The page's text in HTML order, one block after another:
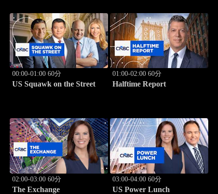
00:00-01:00 60分
US Squawk on the Street
01:00-02:00 60分
Halftime Report
02:00-03:00 60分
The Exchange
03:00-04:00 60分
US Power Lunch